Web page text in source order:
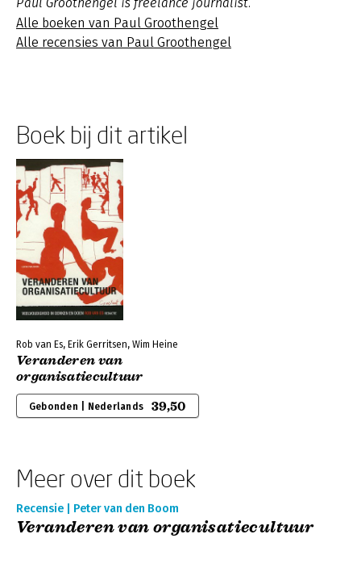
Alle boeken van Paul Groothengel
Alle recensies van Paul Groothengel
Boek bij dit artikel
Rob van Es, Erik Gerritsen, Wim Heine
Veranderen van
organisatiecultuur
Gebonden | Nederlands 39,50
Meer over dit boek
Recensie | Peter van den Boom
Veranderen van organisatiecultuur